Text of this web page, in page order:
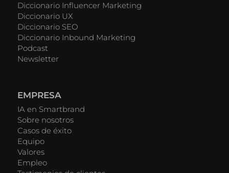
Diccionario Influencer Marketing
Diccionario UX
Diccionario SEO
Diccionario Inbound Marketing
Podcast
Newsletter
EMPRESA
IA en Smartbrand
Sobre nosotros
Casos de éxito
Equipo
Valores
Empleo